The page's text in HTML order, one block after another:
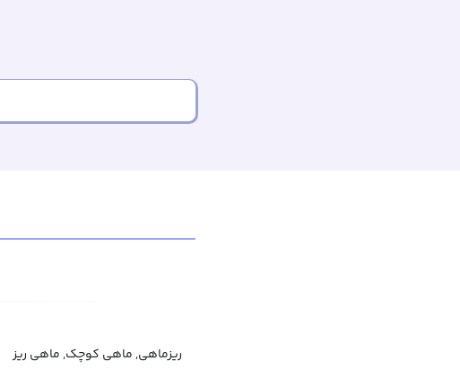
ریزماهی, ماهی کوچک, ماهی ریز